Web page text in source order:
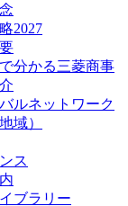
2027
分かる三菱商事
ルネットワーク
域）
ス
ブラリー